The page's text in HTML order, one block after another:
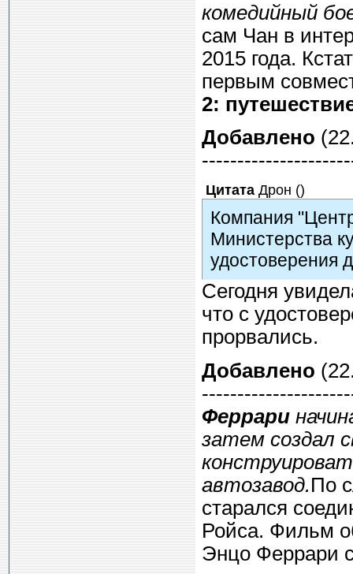
комедийный
сам Чан в
2015 года.
первым
2:
Добавлено
Цитата Дрон ()
Компания
Министерства
удостоверения
Сегодня
что с
прорвались.
Добавлено
Феррари
затем создал
автозавод.По
старался
Ройса. Фильм
Энцо Феррари